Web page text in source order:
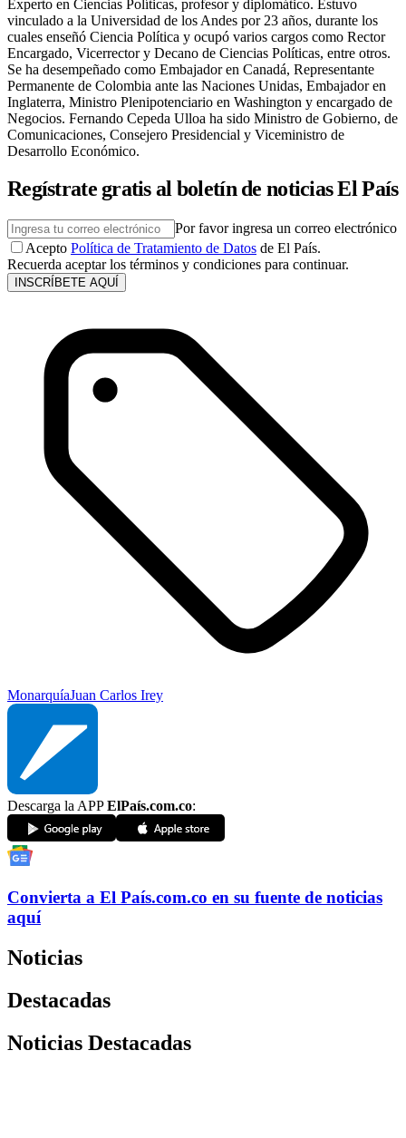
Experto en Ciencias Políticas, profesor y diplomático. Estuvo
vinculado a la Universidad de los Andes por 23 años, durante los
cuales enseñó Ciencia Política y ocupó varios cargos como Rector
Encargado, Vicerrector y Decano de Ciencias Políticas, entre otros.
Se ha desempeñado como Embajador en Canadá, Representante
Permanente de Colombia ante las Naciones Unidas, Embajador en
Inglaterra, Ministro Plenipotenciario en Washington y encargado de
Negocios. Fernando Cepeda Ulloa ha sido Ministro de Gobierno, de
Comunicaciones, Consejero Presidencial y Viceministro de
Desarrollo Económico.
Regístrate gratis al boletín de noticias El País
Por favor ingresa un correo electrónico
Acepto Política de Tratamiento de Datos de El País.
Recuerda aceptar los términos y condiciones para continuar.
INSCRÍBETE AQUÍ
MonarquíaJuan Carlos Irey
Descarga la APPElPaís.com.co:
Convierta a El País.com.co en su fuente de noticias
aquí
Noticias
Destacadas
Noticias Destacadas